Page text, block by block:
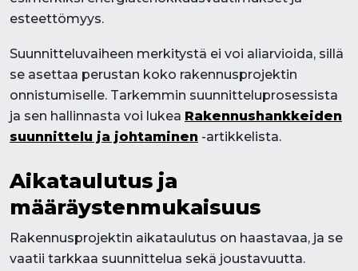
esteettömyys.
Suunnitteluvaiheen merkitystä ei voi aliarvioida, sillä
se asettaa perustan koko rakennusprojektin
onnistumiselle. Tarkemmin suunnitteluprosessista
ja sen hallinnasta voi lukea Rakennushankkeiden
suunnittelu ja johtaminen -artikkelista.
Aikataulutus ja
määräystenmukaisuus
Rakennusprojektin aikataulutus on haastavaa, ja se
vaatii tarkkaa suunnittelua sekä joustavuutta.